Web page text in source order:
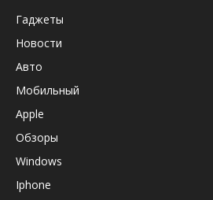
Гаджеты
Новости
Авто
Мобильный
Apple
Обзоры
Windows
Iphone